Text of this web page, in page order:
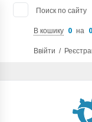
Поиск по сайту
В кошику 0 на
Ввійти /